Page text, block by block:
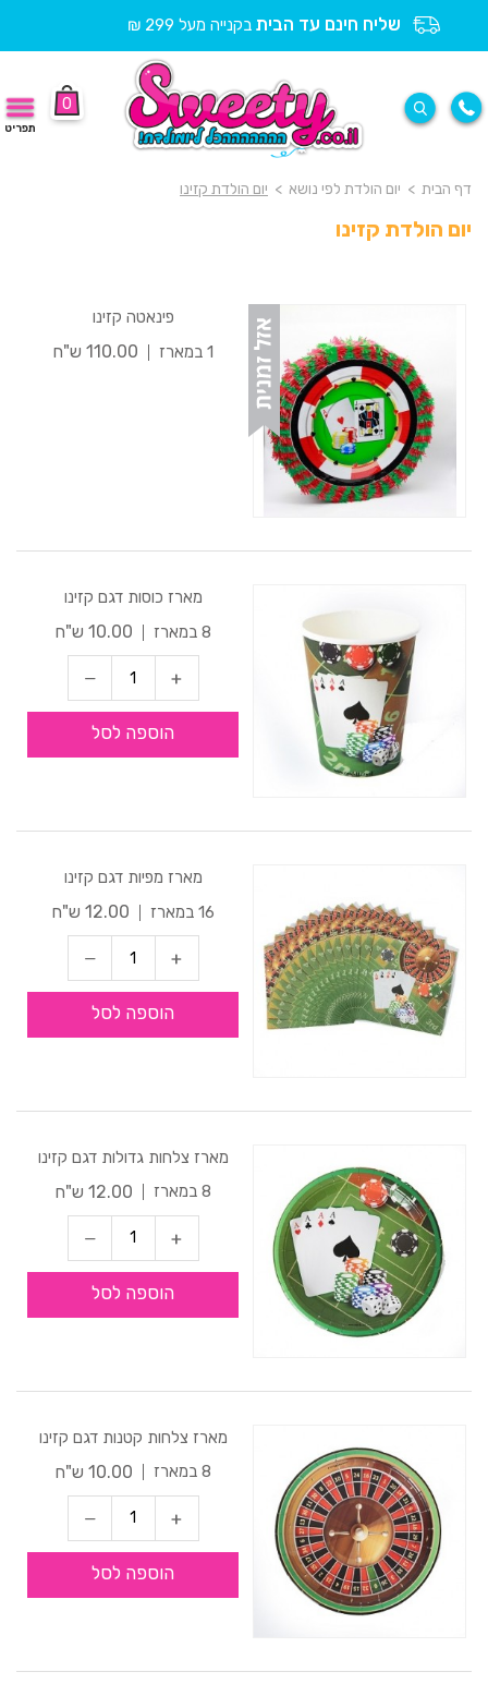
שליח חינם עד הבית בקנייה מעל 299 ₪
0
תפריט
דף הבית > יום הולדת לפי נושא > יום הולדת קזינו
יום הולדת קזינו
פינאטה קזינו
1 במארז
110.00 ש"ח
מארז כוסות דגם קזינו
8 במארז
10.00 ש"ח
הוספה לסל
מארז מפיות דגם קזינו
16 במארז
12.00 ש"ח
הוספה לסל
מארז צלחות גדולות דגם קזינו
8 במארז
12.00 ש"ח
הוספה לסל
מארז צלחות קטנות דגם קזינו
8 במארז
10.00 ש"ח
הוספה לסל